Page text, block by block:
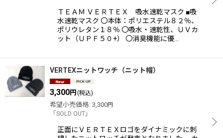
ＴＥＡＭ ＶＥＲＴＥＸ 吸水速乾マスク ■吸
水速乾マスク 〇本体：ポリエステル８２％、
ポリウレタン１８％ 〇吸水・速乾性、ＵＶカ
ット（ＵＰＦ５０+） 〇消臭機能に優…
VERTEXニットワッチ（ニット帽）
3,300円 (税込)
希望小売価格: 3,300円
「SOLD OUT」
正面にＶＥＲＴＥＸロゴをダイナミックに刺